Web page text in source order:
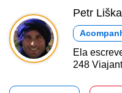
Petr Liška
Ela
248